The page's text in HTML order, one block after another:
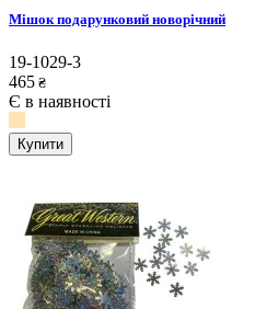
Мішок подарунковий новорічний
19-1029-3
465 ₴
Є в наявності
Купити